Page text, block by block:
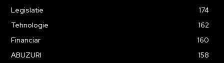
Legislatie
174
Tehnologie
162
Financiar
160
ABUZURI
158